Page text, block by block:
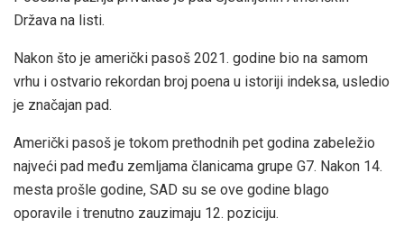
Država na listi.
Nakon što je američki pasoš 2021. godine bio na samom
vrhu i ostvario rekordan broj poena u istoriji indeksa, usledio
je značajan pad.
Američki pasoš je tokom prethodnih pet godina zabeležio
najveći pad među zemljama članicama grupe G7. Nakon 14.
mesta prošle godine, SAD su se ove godine blago
oporavile i trenutno zauzimaju 12. poziciju.